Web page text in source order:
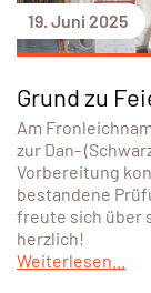
19. Juni 2025
Grund zu
Am
zur Dan-
Vorbereitung
bestandene
freute sich über
herzlich!
Weiterlesen...